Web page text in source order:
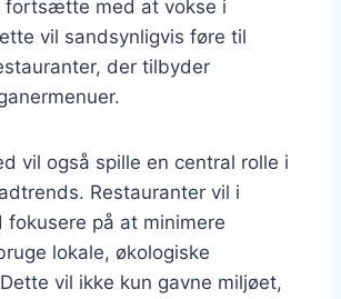
fortsætte med at vokse i
vil sandsynligvis føre til
der tilbyder
vil også spille en central rolle i
Restauranter vil i
fokusere på at minimere
lokale, økologiske
vil ikke kun gavne miljøet,